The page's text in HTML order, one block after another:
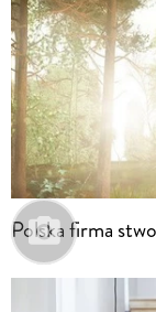
Polska firma